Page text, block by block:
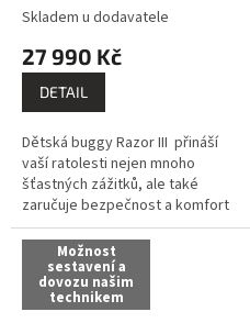
Skladem u dodavatele
27 990 Kč
DETAIL
Dětská buggy Razor III přináší
vaší ratolesti nejen mnoho
šťastných zážitků, ale také
zaručuje bezpečnost a komfort
při jízdě. Zde je přehled
klíčových vlastností tohoto...
Možnost
sestavení a
dovozu našim
technikem